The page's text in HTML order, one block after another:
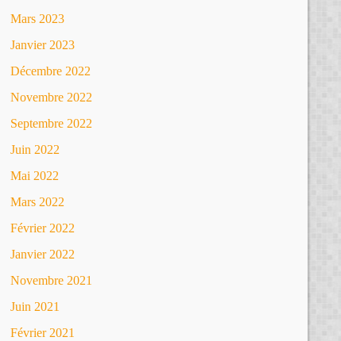
Mars 2023
Janvier 2023
Décembre 2022
Novembre 2022
Septembre 2022
Juin 2022
Mai 2022
Mars 2022
Février 2022
Janvier 2022
Novembre 2021
Juin 2021
Février 2021